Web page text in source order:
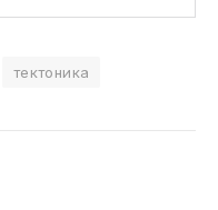
тектоника